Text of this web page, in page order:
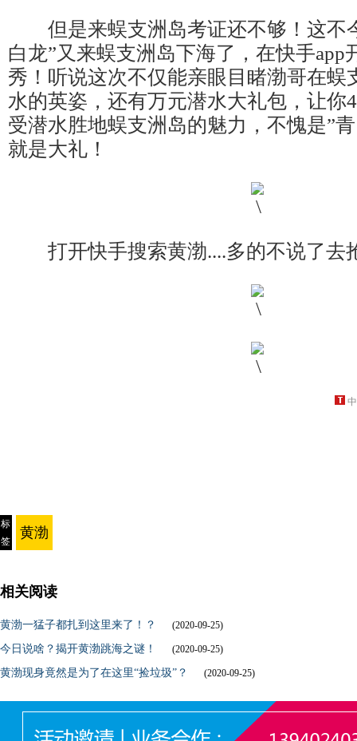
但是来蜈支洲岛考证还不够！这不
白龙”又来蜈支洲岛下海了，在快手app
秀！听说这次不仅能亲眼目睹渤哥在蜈
水的英姿，还有万元潜水大礼包，让你
受潜水胜地蜈支洲岛的魅力，不愧是”
就是大礼！
打开快手搜索黄渤....多的不说了去
标
签
黄渤
相关阅读
黄渤一猛子都扎到这里来了！？ (2020-09-25)
今日说啥？揭开黄渤跳海之谜！ (2020-09-25)
黄渤现身竟然是为了在这里“捡垃圾”？ (2020-09-25)